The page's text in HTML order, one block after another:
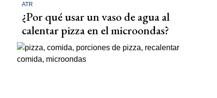
ATR
¿Por qué usar un vaso de agua al
calentar pizza en el microondas?